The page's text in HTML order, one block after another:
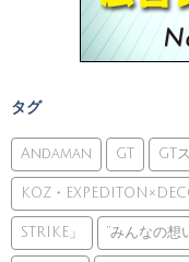
タグ
Andaman GT GT
KOZ・
STRIKE」 ”みんなの想